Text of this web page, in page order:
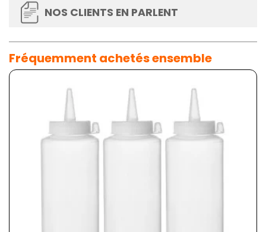
NOS CLIENTS EN PARLENT
Fréquemment achetés ensemble